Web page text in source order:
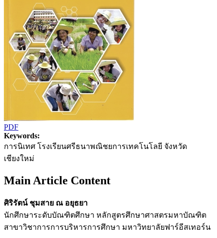
PDF
Keywords:
การนิเทศ โรงเรียนศรีธนาพณิชยการเทคโนโลยี จังหวัด
เชียงใหม่
Main Article Content
ศิริรัตน์ ชุมสาย ณ อยุธยา
นักศึกษาระดับบัณฑิตศึกษา หลักสูตรศึกษาศาสตรมหาบัณฑิต
สาขาวิชาการการบริหารการศึกษา มหาวิทยาลัยฟาร์อีสเทอร์น